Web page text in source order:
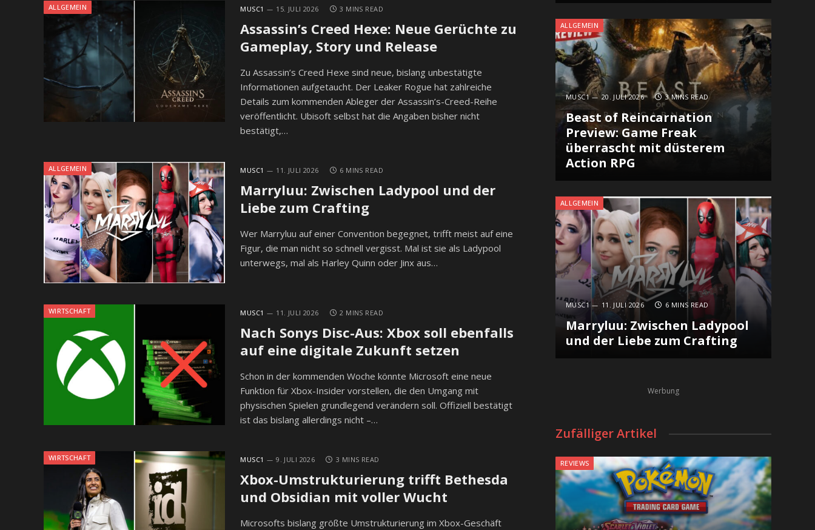
ALLGEMEIN MUSC1 15. JULI 2026 3 MINS READ
Assassin’s Creed Hexe: Neue Gerüchte zu
Gameplay, Story und Release
Zu Assassin’s Creed Hexe sind neue, bislang unbestätigte
Informationen aufgetaucht. Der Leaker Rogue hat zahlreiche
Details zum kommenden Ableger der Assassin’s-Creed-Reihe
veröffentlicht. Ubisoft selbst hat die Angaben bisher nicht
bestätigt,…
ALLGEMEIN MUSC1 11. JULI 2026 6 MINS READ
Marryluu: Zwischen Ladypool und der
Liebe zum Crafting
Wer Marryluu auf einer Convention begegnet, trifft meist auf eine
Figur, die man nicht so schnell vergisst. Mal ist sie als Ladypool
unterwegs, mal als Harley Quinn oder Jinx aus…
WIRTSCHAFT MUSC1 11. JULI 2026 2 MINS READ
Nach Sonys Disc-Aus: Xbox soll ebenfalls
auf eine digitale Zukunft setzen
Schon in der kommenden Woche könnte Microsoft eine neue
Funktion für Xbox-Insider vorstellen, die den Umgang mit
physischen Spielen grundlegend verändern soll. Offiziell bestätigt
ist das bislang allerdings nicht –…
WIRTSCHAFT MUSC1 9. JULI 2026 3 MINS READ
Xbox-Umstrukturierung trifft Bethesda
und Obsidian mit voller Wucht
Microsofts bislang größte Umstrukturierung im Xbox-Geschäft
ALLGEMEIN
MUSC1 20. JULI 2026 3 MINS READ
Beast of Reincarnation
Preview: Game Freak
überrascht mit düsterem
Action RPG
ALLGEMEIN
MUSC1 11. JULI 2026 6 MINS READ
Marryluu: Zwischen Ladypool
und der Liebe zum Crafting
Werbung
Zufälliger Artikel
REVIEWS